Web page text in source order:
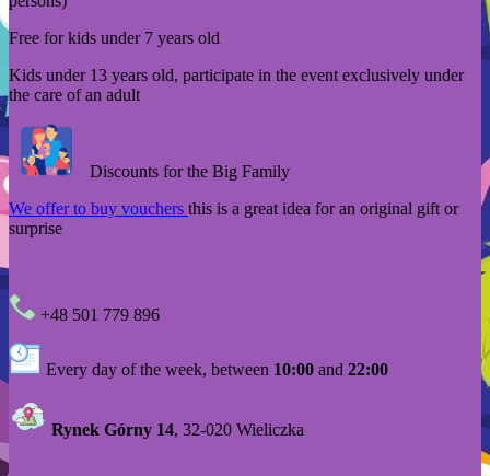
Free for kids under 7 years old
Kids under 13 years old, participate in the event exclusively under
the care of an adult
Discounts for the Big Family
We offer to buy vouchers this is a great idea for an original gift or
surprise
+48 501 779 896
Every day of the week, between 10:00 and 22:00
Rynek Górny 14, 32-020 Wieliczka